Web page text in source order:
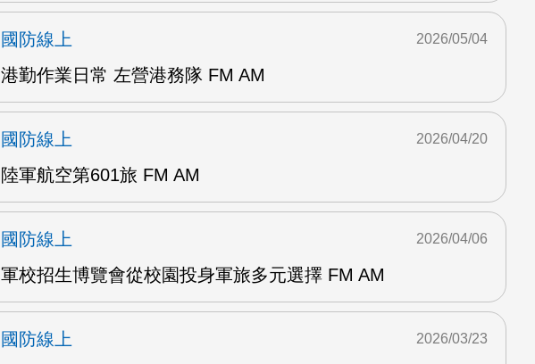
國防線上
港勤作業日常 左營港務隊 FM AM
2026/05/04
國防線上
陸軍航空第601旅 FM AM
2026/04/20
國防線上
軍校招生博覽會從校園投身軍旅多元選擇 FM AM
2026/04/06
國防線上
2026/03/23